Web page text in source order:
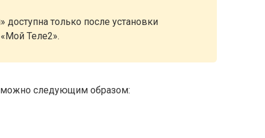
доступна только после установки
Теле2».
можно следующим образом: